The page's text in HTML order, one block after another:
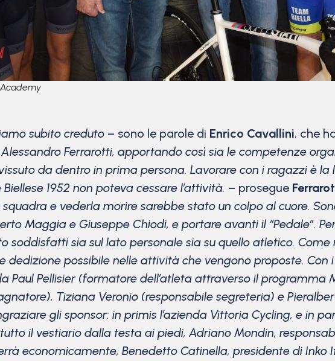
subito creduto – sono le parole di Enrico Cavallini, che
Ferrarotti, apportando così sia le competenze
da dentro in prima persona. Lavorare con i ragazzi è
1952 non poteva cessare l’attività. – prosegue
e vederla morire sarebbe stato un colpo al cuore.
Maggia e Giuseppe Chiodi, e portare avanti il “Pedale”.
soddisfatti sia sul lato personale sia su quello atletico.
dedizione possibile nelle attività che vengono proposte.
Paul Pellisier (formatore dell’atleta attraverso il programma
Tiziana Veronio (responsabile segreteria) e
gli sponsor: in primis l’azienda Vittoria Cycling, e in
il vestiario dalla testa ai piedi, Adriano Mondin,
economicamente, Benedetto Catinella, presidente di